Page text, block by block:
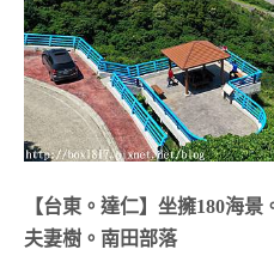
【台東。達仁】坐擁180海
夫妻樹。南田部落